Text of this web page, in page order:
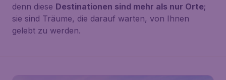
denn diese Destinationen sind mehr als nur Orte;
sie sind Träume, die darauf warten, von Ihnen
gelebt zu werden.